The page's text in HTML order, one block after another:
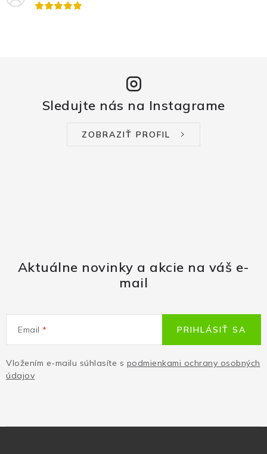
Sledujte nás na Instagrame
ZOBRAZIŤ PROFIL
Aktuálne novinky a akcie na váš e-
mail
Email
Vložením e-mailu súhlasíte s podmienkami ochrany osobných
údajov
PRIHLÁSIŤ SA